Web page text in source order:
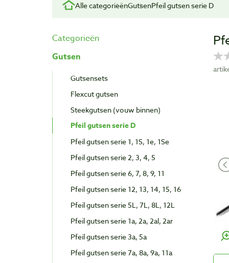
Alle categorieënGutsenPfeil gutsen serie D
Categorieën
Gutsen
Gutsensets
Flexcut gutsen
Steekgutsen (vouw binnen)
Pfeil gutsen serie D
Pfeil gutsen serie 1, 1S, 1e, 1Se
Pfeil gutsen serie 2, 3, 4, 5
Pfeil gutsen serie 6, 7, 8, 9, 11
Pfeil gutsen serie 12, 13, 14, 15, 16
Pfeil gutsen serie 5L, 7L, 8L, 12L
Pfeil gutsen serie 1a, 2a, 2al, 2ar
Pfeil gutsen serie 3a, 5a
Pfeil gutsen serie 7a, 8a, 9a, 11a